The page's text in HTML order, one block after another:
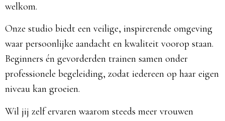
welkom.
Onze studio biedt een veilige, inspirerende omgeving
waar persoonlijke aandacht en kwaliteit voorop staan.
Beginners én gevorderden trainen samen onder
professionele begeleiding, zodat iedereen op haar eigen
niveau kan groeien.
Wil jij zelf ervaren waarom steeds meer vrouwen